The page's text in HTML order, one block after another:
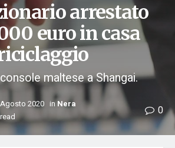
arrestato
euro in casa
maltese a Shangai.
2020 inNera
0